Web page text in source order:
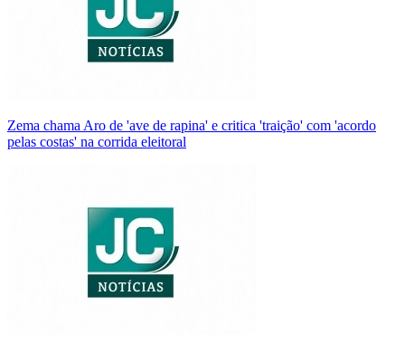
Zema chama Aro de 'ave de rapina' e critica 'traição' com 'acordo
pelas costas' na corrida eleitoral